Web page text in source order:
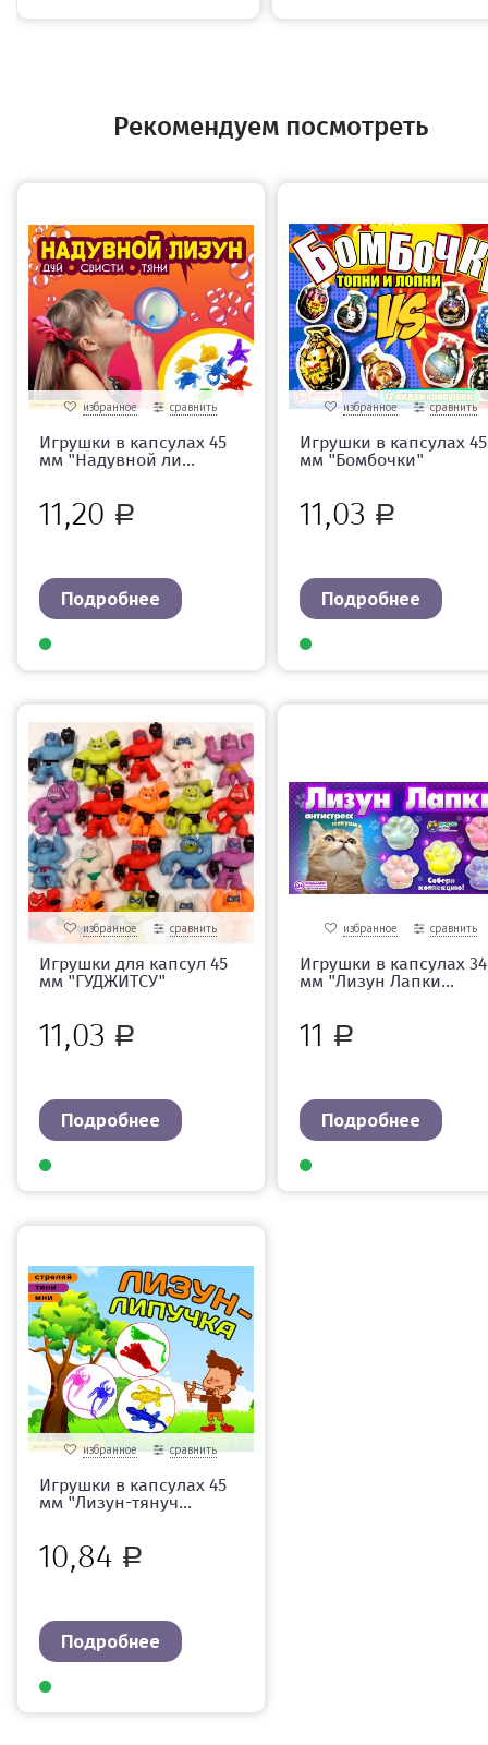
Рекомендуем посмотреть
избранное сравнить
Игрушки в капсулах 45
мм "Надувной ли...
11,20 Р
Подробнее
избранное сравнить
Игрушки в капсулах 45
мм "Бомбочки"
11,03 Р
Подробнее
избранное сравнить
Игрушки для капсул 45
мм "ГУДЖИТСУ"
11,03 Р
Подробнее
избранное сравнить
Игрушки в капсулах 34
мм "Лизун Лапки...
11 Р
Подробнее
избранное сравнить
Игрушки в капсулах 45
мм "Лизун-тянуч...
10,84 Р
Подробнее